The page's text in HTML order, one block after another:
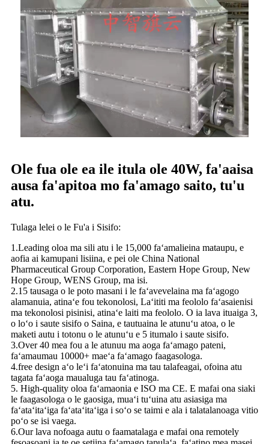
Ole fua ole ea ile itula ole 40W, fa'aaisa
ausa fa'apitoa mo fa'amago saito, tu'u
atu.
Tulaga lelei o le Fu'a i Sisifo:
1.Leading oloa ma sili atu i le 15,000 faʻamalieina mataupu, e
aofia ai kamupani lisiina, e pei ole China National
Pharmaceutical Group Corporation, Eastern Hope Group, New
Hope Group, WENS Group, ma isi.
2.15 tausaga o le poto masani i le faʻavevelaina ma faʻagogo
alamanuia, atinaʻe fou tekonolosi, Laʻititi ma feololo faʻasaienisi
ma tekonolosi pisinisi, atinaʻe laiti ma feololo. O ia lava ituaiga 3,
o loʻo i saute sisifo o Saina, e tautuaina le atunuʻu atoa, o le
maketi autu i totonu o le atunuʻu e 5 itumalo i saute sisifo.
3.Over 40 mea fou a le atunuu ma aoga faʻamago pateni,
faʻamaumau 10000+ maeʻa faʻamago faagasologa.
4.free design aʻo leʻi faʻatonuina ma tau talafeagai, ofoina atu
tagata faʻaoga maualuga tau faʻatinoga.
5. High-quality oloa faʻamaonia e ISO ma CE. E mafai ona siaki
le faagasologa o le gaosiga, muaʻi tuʻuina atu asiasiga ma
faʻataʻitaʻiga faʻataʻitaʻiga i soʻo se taimi e ala i talatalanoaga vitio
poʻo se isi vaega.
6.Our lava nofoaga autu o faamatalaga e mafai ona remotely